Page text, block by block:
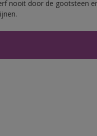
nooit door de gootsteen